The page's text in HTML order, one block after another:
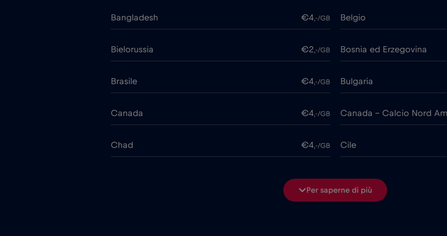
Bangladesh €4,-/GB Belgio
Bielorussia €2,-/GB Bosnia ed Erzegovina
Brasile €4,-/GB Bulgaria
Canada €4,-/GB Canada - Calcio Nord
Chad €4,-/GB Cile
€6,-/GB Cipro
Per saperne di più